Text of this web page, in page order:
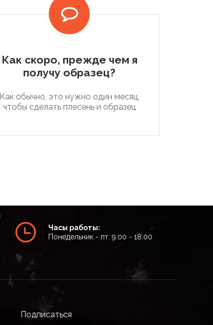
Как скоро, прежде чем я
получу образец?
Как обычно, это нужно один месяц,
чтобы сделать плесень и образец
Часы работы:
Понедельник - пт. 9:00 - 18:00
Подписаться